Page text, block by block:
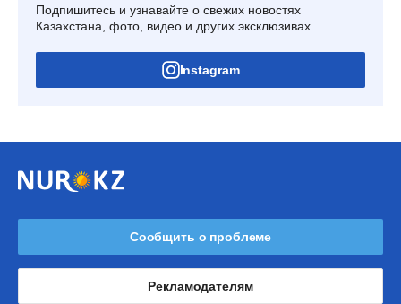
Подпишитесь и узнавайте о свежих новостях
Казахстана, фото, видео и других эксклюзивах
Instagram
Сообщить о проблеме
Рекламодателям